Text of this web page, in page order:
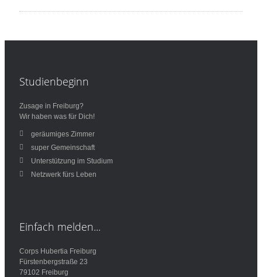
Studienbeginn
Zusage in Freiburg?
Wir haben was für Dich!
geräumiges Zimmer
super Gemeinschaft
Unterstützung im Studium
Netzwerk fürs Leben
Einfach melden...
Corps Hubertia Freiburg
Fürstenbergstraße 23
79102 Freiburg